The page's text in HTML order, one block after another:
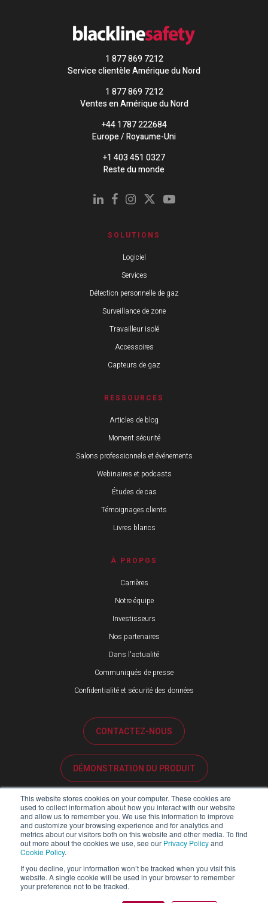
This website stores cookies on your computer. These cookies are
used to collect information about how you interact with our website
and allow us to remember you. We use this information to improve
and customize your browsing experience and for analytics and
metrics about our visitors both on this website and other media. To find
out more about the cookies we use, see our Privacy Policyand
Cookie Policy.
If you decline, your information won’t be tracked when you visit this
website. A single cookie will be used in your browser to remember
your preference not to be tracked.
1 877 869 7212
Service clientèle Amérique du Nord
1 877 869 7212
Ventes en Amérique du Nord
+44 1787 222684
Europe / Royaume-Uni
+1 403 451 0327
Reste du monde
SOLUTIONS
Logiciel
Services
Détection personnelle de gaz
Surveillance de zone
Travailleur isolé
Accessoires
Capteurs de gaz
RESSOURCES
Articles de blog
Moment sécurité
Salons professionnels et événements
Webinaires et podcasts
Études de cas
Témoignages clients
Livres blancs
À PROPOS
Carrières
Notre équipe
Investisseurs
Nos partenaires
Dans l'actualité
Communiqués de presse
Confidentialité et sécurité des données
CONTACTEZ-NOUS
DÉMONSTRATION DU PRODUIT
ASSISTANCE CLIENTÈLE
PORTAIL PARTENAIRES